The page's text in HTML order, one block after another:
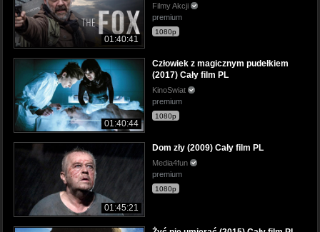
01:40:41
Filmy Akcji
premium
1080p
01:40:44
Człowiek z magicznym pudełkiem
(2017) Cały film PL
KinoSwiat
premium
1080p
01:45:21
Dom zły (2009) Cały film PL
Media4fun
premium
1080p